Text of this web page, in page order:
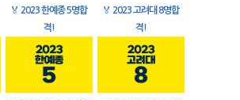
🏅 2023 한예종 5명합
격!
🏅 2023 고려대 8명합
격!